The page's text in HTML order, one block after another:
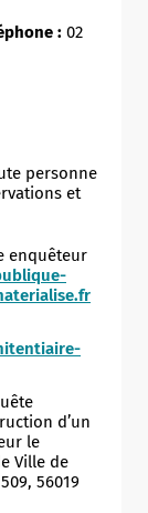
: 02
personne
et
enquêteur
d’un
le
Ville de
56019